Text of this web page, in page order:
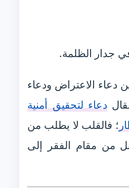
جدار الظلمة.
دعاء الاعتراض ودعاء
دعاء لتحقيق أمنية
؛ فالقلب لا يطلب من
من مقام الفقر إلى